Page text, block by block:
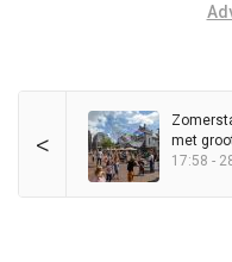
<
met
17:58 -